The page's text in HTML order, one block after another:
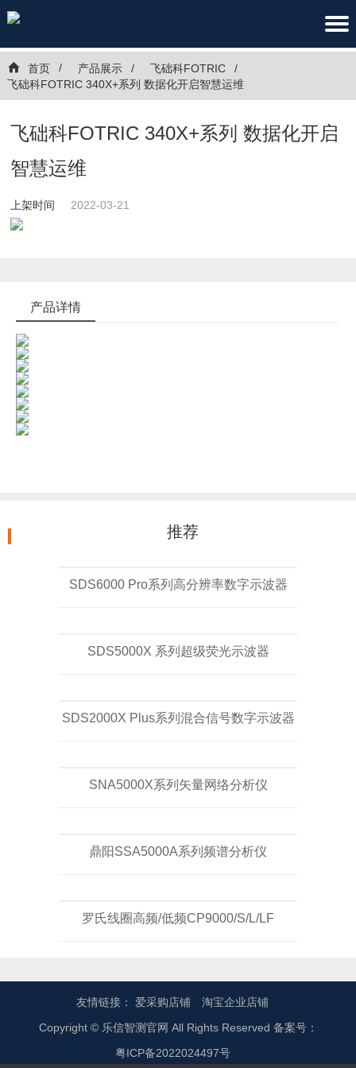
首页 产品展示
飞础科FOTRIC
飞础科FOTRIC 340X+系列 数据化开启智慧运维
飞础科FOTRIC 340X+系列 数据化开启
智慧运维
上架时间 2022-03-21
产品详情
推荐
SDS6000 Pro系列高分辨率数字示波器
SDS5000X 系列超级荧光示波器
SDS2000X Plus系列混合信号数字示波器
SNA5000X系列矢量网络分析仪
鼎阳SSA5000A系列频谱分析仪
罗氏线圈高频/低频CP9000/S/L/LF
友情链接： 爱采购店铺
淘宝企业店铺
Copyright © 乐信智测官网 All Rights Reserved 备案号：
粤ICP备2022024497号